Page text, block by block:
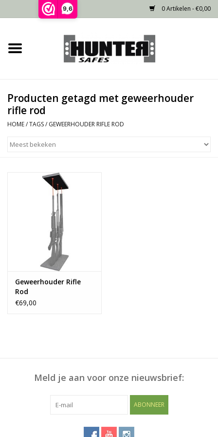
9,6 0 Artikelen - €0,00
Home
Gecertificeerd
Niet gecertificeerd
Recente projecten
Producten getagd met geweerhouder
rifle rod
HOME/TAGS/ GEWEERHOUDER RIFLE ROD
Geweerhouder Rifle
Rod
€69,00
Meld je aan voor onze nieuwsbrief:
ABONNEER